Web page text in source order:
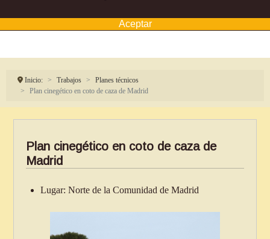
Aceptar
Inicio: Trabajos
Planes técnicos
Plan cinegético en coto de caza de Madrid
Plan cinegético en coto de caza de
Madrid
Lugar: Norte de la Comunidad de Madrid